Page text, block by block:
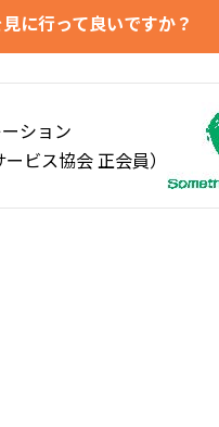
に行って良いですか？
お子様への配慮や、活
ション
ビス協会 正会員）